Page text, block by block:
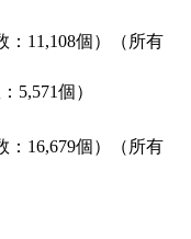
：11,108個）（所有
5,571個）
：16,679個）（所有